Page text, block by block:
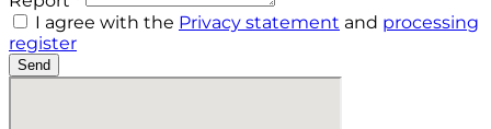
I agree with the Privacy statement and processing
register
Send